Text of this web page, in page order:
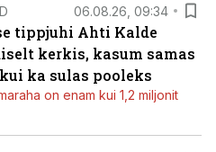
06.08.26, 09:34
tippjuhi Ahti Kalde
kerkis, kasum samas
ka sulas pooleks
on enam kui 1,2 miljonit